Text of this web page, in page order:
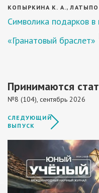
КОПЫРКИНА К. А.,
Символика подарков в
«Гранатовый браслет»
Принимаются
№8 (104), сентябрь 2026
СЛЕДУЮЩИЙ
ВЫПУСК